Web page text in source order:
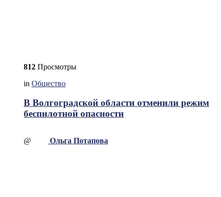
812 Просмотры
in Общество
В Волгоградской области отменили режим
беспилотной опасности
@ Ольга Потапова